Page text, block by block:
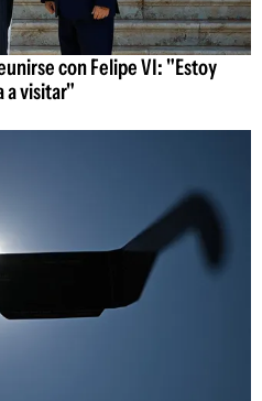
con Felipe VI: "Estoy
a visitar"